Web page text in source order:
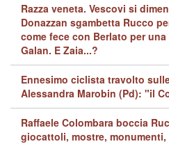
Razza veneta. Vescovi si
Donazzan sgambetta Rucco
come fece con Berlato per
Galan. E Zaia...?
Ennesimo ciclista travolto
Alessandra Marobin (Pd): "il
Raffaele Colombara boccia
giocattoli, mostre, monumenti,